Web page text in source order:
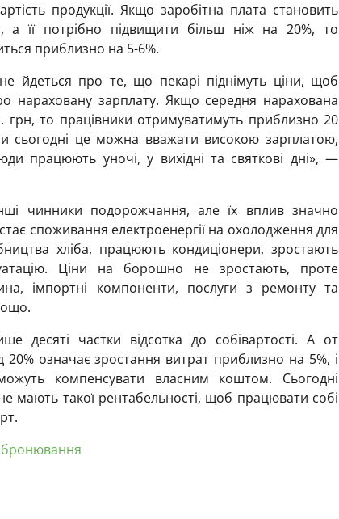
продукції. Якщо заробітна плата становить
а її потрібно підвищити більш ніж на 20%, то
приблизно на 5-6%.
йдеться про те, що пекарі піднімуть ціни, щоб
нараховану зарплату. Якщо середня нарахована
грн, то працівники отримуватимуть приблизно 20
сьогодні це можна вважати високою зарплатою,
працюють уночі, у вихідні та святкові дні», —
чинники подорожчання, але їх вплив значно
споживання електроенергії на охолодження для
хліба, працюють кондиціонери, зростають
Ціни на борошно не зростають, проте
імпортні компоненти, послуги з ремонту та
десяті частки відсотка до собівартості. А от
означає зростання витрат приблизно на 5%, і
компенсувати власним коштом. Сьогодні
мають такої рентабельності, щоб працювати собі
бронювання